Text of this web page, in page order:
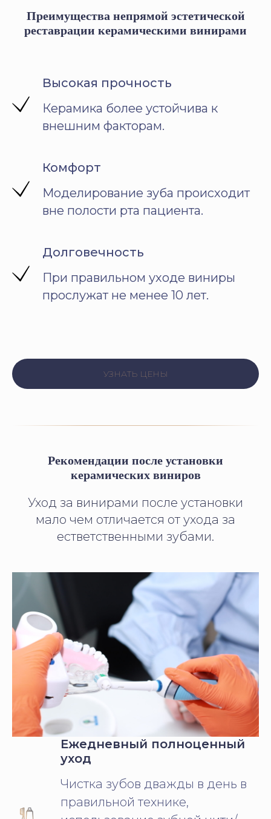
Преимущества непрямой эстетической
реставрации керамическими винирами
Высокая прочность
Керамика более устойчива к
внешним факторам.
Комфорт
Моделирование зуба происходит
вне полости рта пациента.
Долговечность
При правильном уходе виниры
прослужат не менее 10 лет.
УЗНАТЬ ЦЕНЫ
Рекомендации после установки
керамических виниров
Уход за винирами после установки
мало чем отличается от ухода за
естветственными зубами.
Ежедневный полноценный
уход
Чистка зубов дважды в день в
правильной технике,